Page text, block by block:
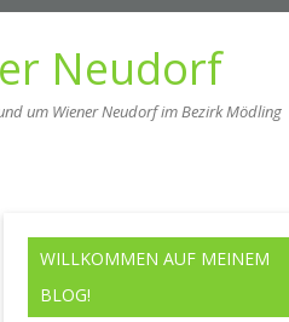
Neudorf
um Wiener Neudorf im Bezirk Mödling
WILLKOMMEN AUF MEINEM
BLOG!